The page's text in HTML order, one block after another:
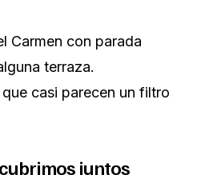
Carmen con parada
terraza.
casi parecen un filtro
juntos